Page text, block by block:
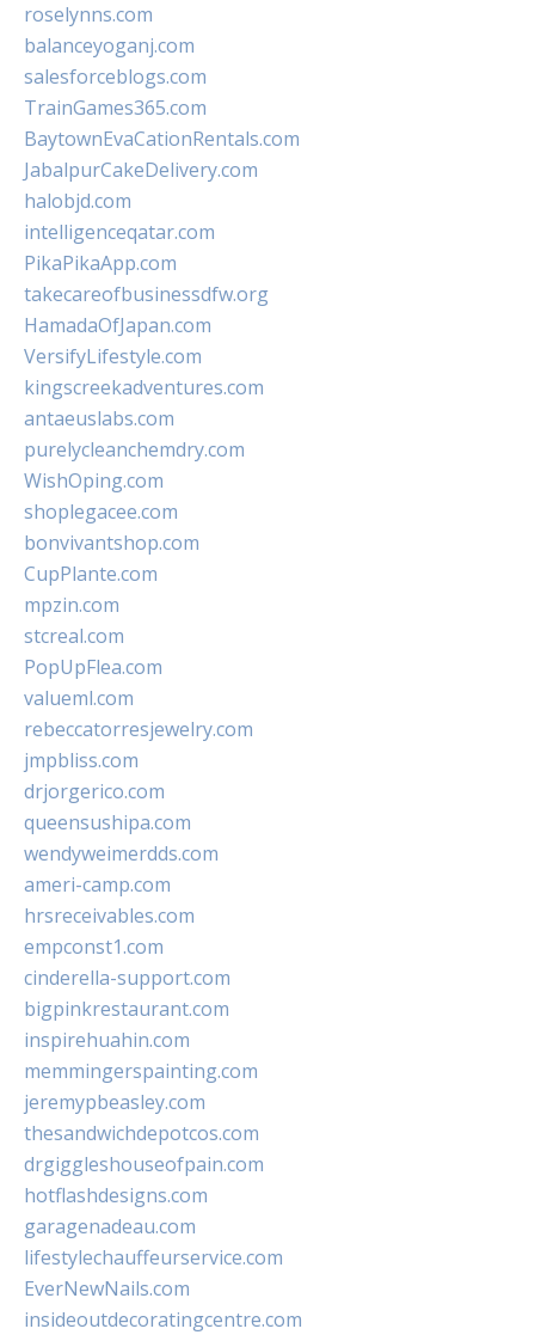
roselynns.com
balanceyoganj.com
salesforceblogs.com
TrainGames365.com
BaytownEvaCationRentals.com
JabalpurCakeDelivery.com
halobjd.com
intelligenceqatar.com
PikaPikaApp.com
takecareofbusinessdfw.org
HamadaOfJapan.com
VersifyLifestyle.com
kingscreekadventures.com
antaeuslabs.com
purelycleanchemdry.com
WishOping.com
shoplegacee.com
bonvivantshop.com
CupPlante.com
mpzin.com
stcreal.com
PopUpFlea.com
valueml.com
rebeccatorresjewelry.com
jmpbliss.com
drjorgerico.com
queensushipa.com
wendyweimerdds.com
ameri-camp.com
hrsreceivables.com
empconst1.com
cinderella-support.com
bigpinkrestaurant.com
inspirehuahin.com
memmingerspainting.com
jeremypbeasley.com
thesandwichdepotcos.com
drgiggleshouseofpain.com
hotflashdesigns.com
garagenadeau.com
lifestylechauffeurservice.com
EverNewNails.com
insideoutdecoratingcentre.com